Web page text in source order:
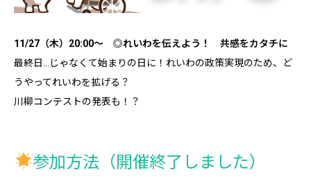
11/27（木）20:00～ ◎れいわを伝えよう！ 共感をカタチに
最終日…じゃなくて始まりの日に！れいわの政策実現のため、ど
うやってれいわを拡げる？
川柳コンテストの発表も！？
参加方法（開催終了しました）